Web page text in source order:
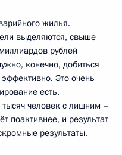
жилья.
выделяются, свыше
рублей
конечно, добиться
эффективно. Это очень
есть,
человек с лишним –
поактивнее, и результат
результаты.